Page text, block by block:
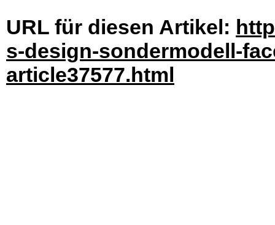
URL für diesen Artikel:
s-design-sondermodell-
article37577.html